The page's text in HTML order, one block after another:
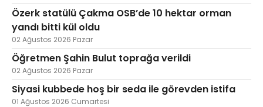
Özerk statülü Çakma OSB’de 10 hektar orman
yandı bitti kül oldu
02 Ağustos 2026 Pazar
Öğretmen Şahin Bulut toprağa verildi
02 Ağustos 2026 Pazar
Siyasi kubbede hoş bir seda ile görevden istifa
01 Ağustos 2026 Cumartesi